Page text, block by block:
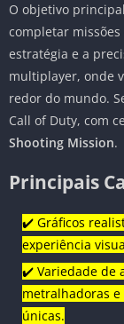
O objetivo
completar
estratégia e a
multiplayer, onde
redor do mundo.
Call of Duty, com
Shooting Mission.
Principais
✔️ Gráficos
experiência
✔️ Variedade de
metralhadoras
únicas.